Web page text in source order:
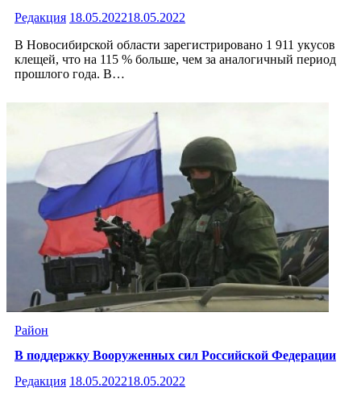
Редакция 18.05.202218.05.2022
В Новосибирской области зарегистрировано 1 911 укусов
клещей, что на 115 % больше, чем за аналогичный период
прошлого года. В…
Район
В поддержку Вооруженных сил Российской Федерации
Редакция 18.05.202218.05.2022